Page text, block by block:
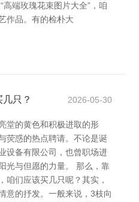
端玫瑰花束图片大全”，咱
作品。有的检朴大
只？ 2026-05-30
堂的黄色和积极进取的形
荧惑的热点聘请。不论是诞
设备有限公司，也曾职场进
光与但愿的力量。 那么，靠
咱们应该买几只呢？其实，
意的抒发。一般来说，3枝向